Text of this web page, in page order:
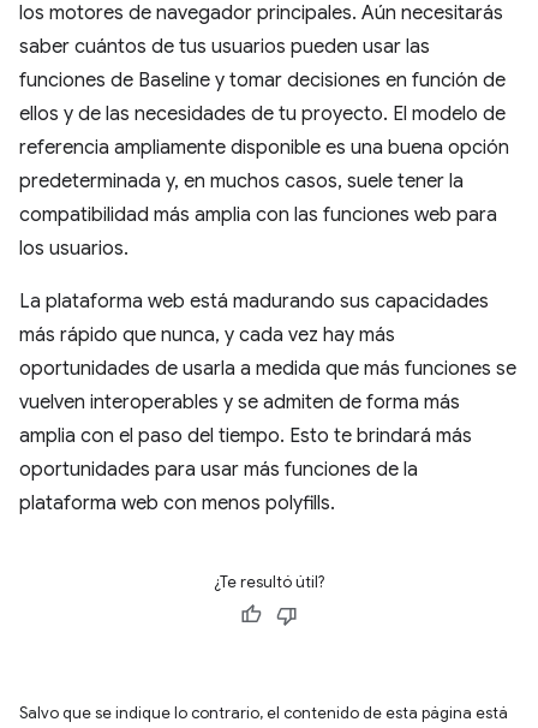
los motores de navegador principales. Aún necesitarás
saber cuántos de tus usuarios pueden usar las
funciones de Baseline y tomar decisiones en función de
ellos y de las necesidades de tu proyecto. El modelo de
referencia ampliamente disponible es una buena opción
predeterminada y, en muchos casos, suele tener la
compatibilidad más amplia con las funciones web para
los usuarios.
La plataforma web está madurando sus capacidades
más rápido que nunca, y cada vez hay más
oportunidades de usarla a medida que más funciones se
vuelven interoperables y se admiten de forma más
amplia con el paso del tiempo. Esto te brindará más
oportunidades para usar más funciones de la
plataforma web con menos polyfills.
¿Te resultó útil?
Salvo que se indique lo contrario, el contenido de esta página está